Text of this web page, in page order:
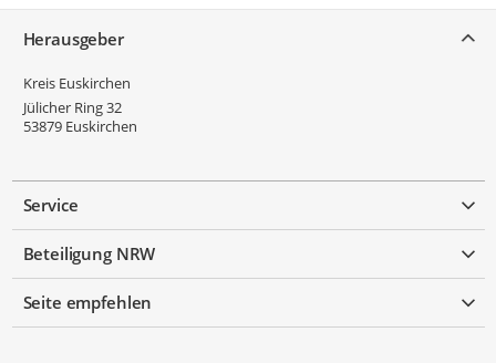
Herausgeber
Kreis Euskirchen
Jülicher Ring 32
53879 Euskirchen
Service
Beteiligung NRW
Seite empfehlen